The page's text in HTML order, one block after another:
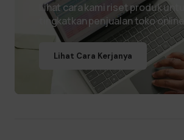
Lihat cara kami riset produk untuk
tingkatkan penjualan toko online.
Lihat Cara Kerjanya